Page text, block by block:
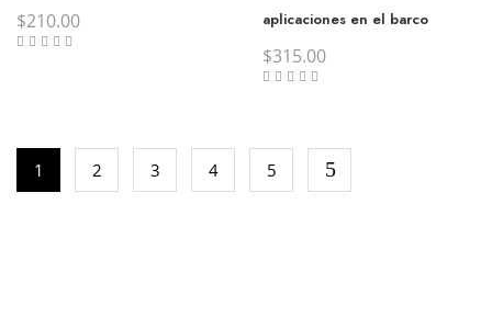
$210.00
aplicaciones en el barco
$315.00
1 2 3 4 5